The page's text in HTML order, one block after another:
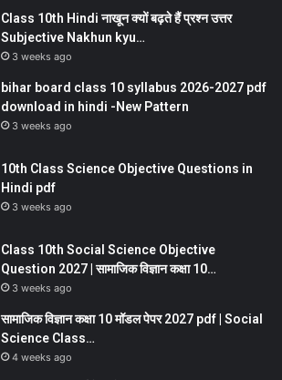
Class 10th Hindi नाखून क्यों बढ़ते हैं प्रश्न उत्तर
Subjective Nakhun kyu…
3 weeks ago
bihar board class 10 syllabus 2026-2027 pdf
download in hindi -New Pattern
3 weeks ago
10th Class Science Objective Questions in
Hindi pdf
3 weeks ago
Class 10th Social Science Objective
Question 2027 | सामाजिक विज्ञान कक्षा 10…
3 weeks ago
सामाजिक विज्ञान कक्षा 10 मॉडल पेपर 2027 pdf | Social
Science Class…
4 weeks ago